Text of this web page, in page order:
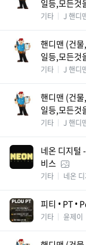
일등,모든것
기타 J 핸디
핸디맨 (건
일등,모든것
기타 J 핸디
핸디맨 (건
일등,모든것
기타 J 핸디
네온 디지털
비스
기타 네온
피티 • PT •
기타 윤제이